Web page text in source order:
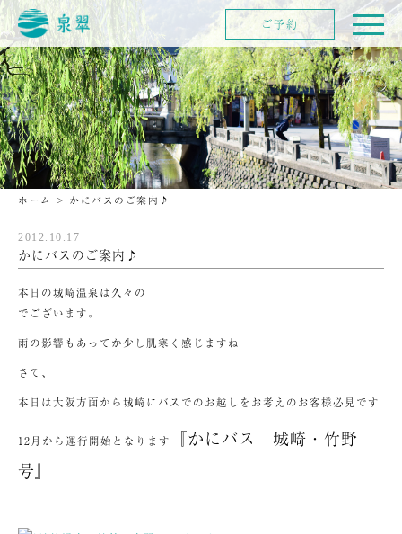
ホーム > かにバスのご案内♪
2012.10.17
かにバスのご案内♪
本日の城崎温泉は久々の
でございます。
雨の影響もあってか少し肌寒く感じますね
さて、
本日は大阪方面から城崎にバスでのお越しをお考えのお客様必見です
12月から運行開始となります
『かにバス 城崎・竹野
号』
ご予約